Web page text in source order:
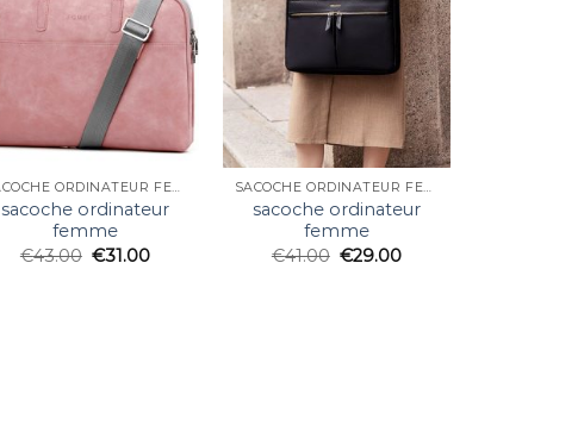
SACOCHE ORDINATEUR FEMME
sacoche ordinateur
femme
€43.00 €31.00
SACOCHE ORDINATEUR FEMME
sacoche ordinateur
femme
€41.00 €29.00